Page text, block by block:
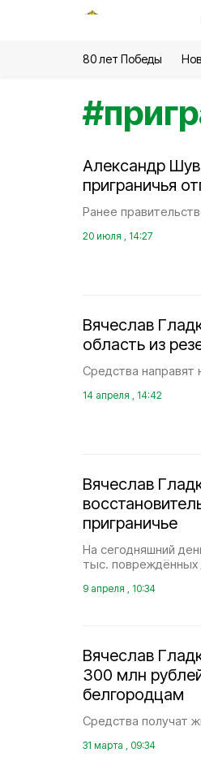
80 лет Победы
#
Александр
приграничья
Ранее
20 июля , 14:27
Вячеслав
область из
Средства направят
14 апреля , 14:42
Вячеслав
приграничье
На сегодняшний
тыс. повреждённых
9 апреля , 10:34
Вячеслав
300 млн
белгородцам
Средства получат
31 марта , 09:34